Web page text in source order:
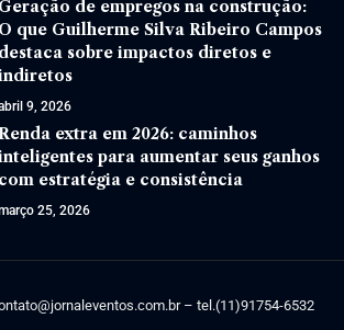
Geração de empregos na construção:
O que Guilherme Silva Ribeiro Campos
destaca sobre impactos diretos e
9, 2026
extra em 2026: caminhos
para aumentar seus ganhos
com estratégia e consistência
25, 2026
– tel.(11)91754-6532